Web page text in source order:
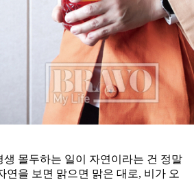
생 몰두하는 일이 자연이라는 건 정말
연을 보면 맑으면 맑은 대로, 비가 오